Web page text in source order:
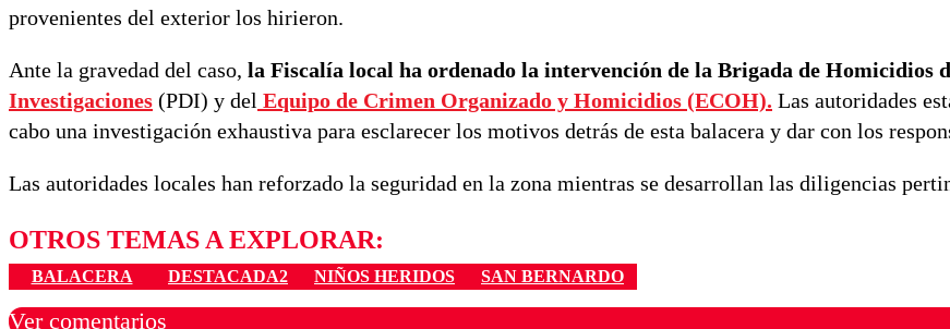
provenientes del exterior los hirieron.
Ante la gravedad del caso, la Fiscalía local ha ordenado la intervención de la Brigada de Homicidios
Investigaciones (PDI) y del Equipo de Crimen Organizado y Homicidios (ECOH). Las autoridades
cabo una investigación exhaustiva para esclarecer los motivos detrás de esta balacera y dar con los
Las autoridades locales han reforzado la seguridad en la zona mientras se desarrollan las diligencias
OTROS TEMAS A EXPLORAR:
BALACERA DESTACADA2 NIÑOS HERIDOS SAN BERNARDO
Ver comentarios